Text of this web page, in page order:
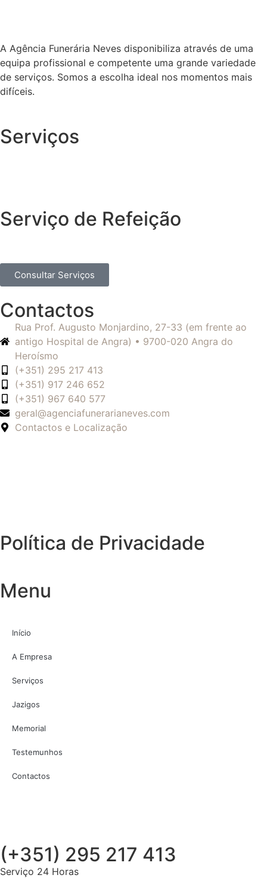
A Agência Funerária Neves disponibiliza através de uma
equipa profissional e competente uma grande variedade
de serviços. Somos a escolha ideal nos momentos mais
difíceis.
Serviços
Serviço de Refeição
Consultar Serviços
Contactos
Rua Prof. Augusto Monjardino, 27-33 (em frente ao
antigo Hospital de Angra) • 9700-020 Angra do
Heroísmo
(+351) 295 217 413
(+351) 917 246 652
(+351) 967 640 577
geral@agenciafunerarianeves.com
Contactos e Localização
Política de Privacidade
Menu
Início
A Empresa
Serviços
Jazigos
Memorial
Testemunhos
Contactos
(+351) 295 217 413
Serviço 24 Horas